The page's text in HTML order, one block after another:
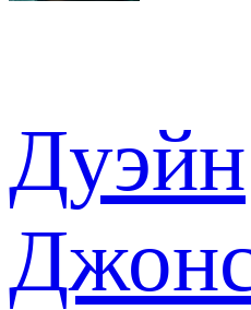
Дуэйн